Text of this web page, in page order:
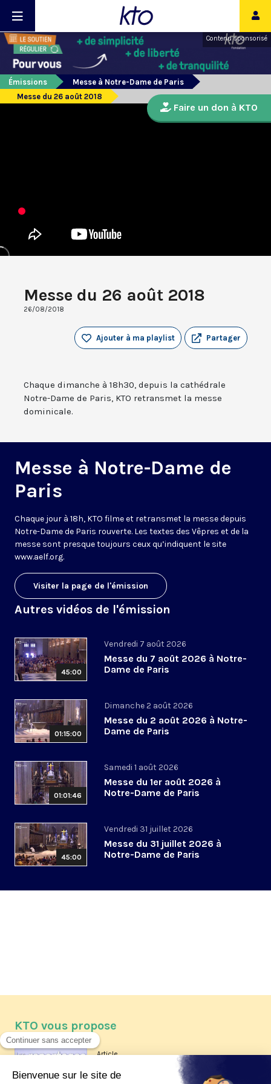
Contenu sponsorisé
Émissions
Messe à Notre-Dame de Paris
Messe du 26 août 2018
Messe du 26 août 2018
26/08/2018
Partager
Ajouter à ma playlist
Chaque dimanche à 18h30, depuis la cathédrale
Notre-Dame de Paris, KTO retransmet la messe
dominicale.
Messe à Notre-Dame de
Paris
Chaque jour à 18h, KTO filme et retransmet la messe depuis
Notre-Dame de Paris rouverte. Les textes des Vêpres et de la
messe sont presque toujours ceux qu’indiquent le site
www.aelf.org.
Visiter la page de l'émission
Autres vidéos de l'émission
45:00
Vendredi 7 août 2026
Messe du 7 août 2026 à Notre-
Dame de Paris
01:15:00
Dimanche 2 août 2026
Messe du 2 août 2026 à Notre-
Dame de Paris
01:01:46
Samedi 1 août 2026
Messe du 1er août 2026 à
Notre-Dame de Paris
45:00
Vendredi 31 juillet 2026
Messe du 31 juillet 2026 à
Notre-Dame de Paris
Faire un don à KTO
KTO vous propose
Article
Les reportages d'été 2026 de KTO